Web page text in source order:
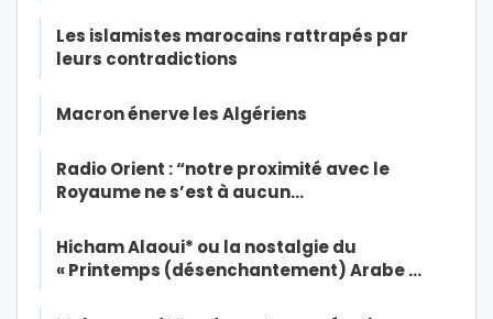
Les islamistes marocains rattrapés par
leurs contradictions
Macron énerve les Algériens
Radio Orient : “notre proximité avec le
Royaume ne s’est à aucun…
Hicham Alaoui* ou la nostalgie du
« Printemps (désenchantement) Arabe …